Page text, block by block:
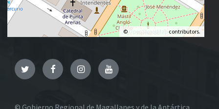
© OpenStreetMap contributors.
TwitterFacebookInstagramYouTube
© Gobierno Regional de Magallanes y de la Antártica